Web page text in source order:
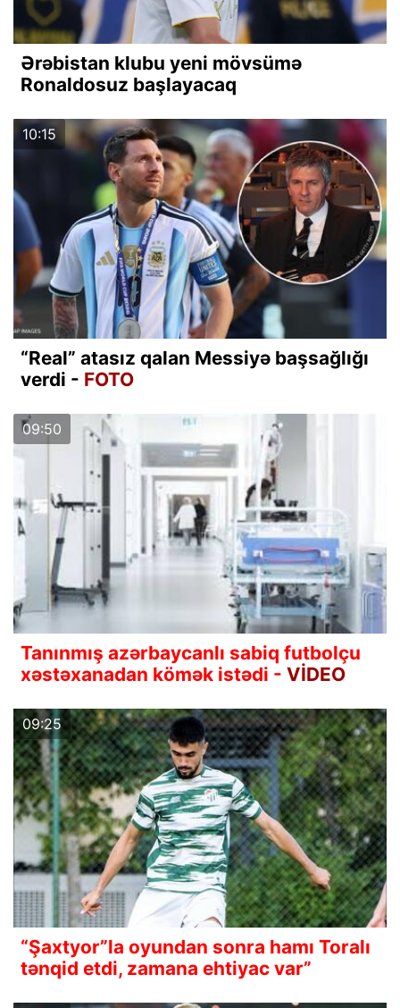
Ərəbistan klubu yeni mövsümə
Ronaldosuz başlayacaq
10:15
“Real” atasız qalan Messiyə başsağlığı
verdi - FOTO
09:50
Tanınmış azərbaycanlı sabiq futbolçu
xəstəxanadan kömək istədi - VİDEO
09:25
“Şaxtyor”la oyundan sonra hamı Toralı
tənqid etdi, zamana ehtiyac var”